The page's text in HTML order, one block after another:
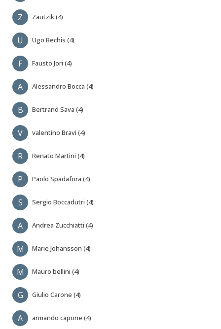
Z Zautzik (4)
U Ugo Bechis (4)
F Fausto Jori (4)
A Alessandro Bocca (4)
B Bertrand Sava (4)
V valentino Bravi (4)
R Renato Martini (4)
P Paolo Spadafora (4)
S Sergio Boccadutri (4)
A Andrea Zucchiatti (4)
M Marie Johansson (4)
M Mauro bellini (4)
G Giulio Carone (4)
A armando capone (4)